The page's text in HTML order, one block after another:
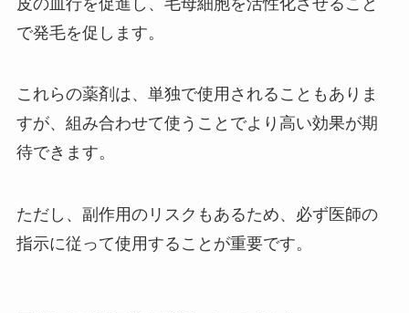
で発毛を促します。
これらの薬剤は、単独で使用されることもありま
すが、組み合わせて使うことでより高い効果が期
待できます。
ただし、副作用のリスクもあるため、必ず医師の
指示に従って使用することが重要です。